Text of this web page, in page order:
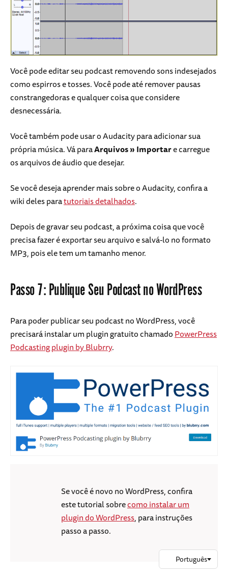
Você pode editar seu podcast removendo sons indesejados
como espirros e tosses. Você pode até remover pausas
constrangedoras e qualquer coisa que considere
desnecessária.
Você também pode usar o Audacity para adicionar sua
própria música. Vá paraArquivos » Importare carregue
os arquivos de áudio que desejar.
Se você deseja aprender mais sobre o Audacity, confira a
wiki deles paratutoriais detalhados.
Depois de gravar seu podcast, a próxima coisa que você
precisa fazer é exportar seu arquivo e salvá-lo no formato
MP3, pois ele tem um tamanho menor.
Passo 7: Publique Seu Podcast no WordPress
Para poder publicar seu podcast no WordPress, você
precisará instalar um plugin gratuito chamadoPowerPress
Podcasting plugin by Blubrry.
Se você é novo no WordPress, confira
este tutorial sobrecomo instalar um
plugin do WordPress, para instruções
passo a passo.